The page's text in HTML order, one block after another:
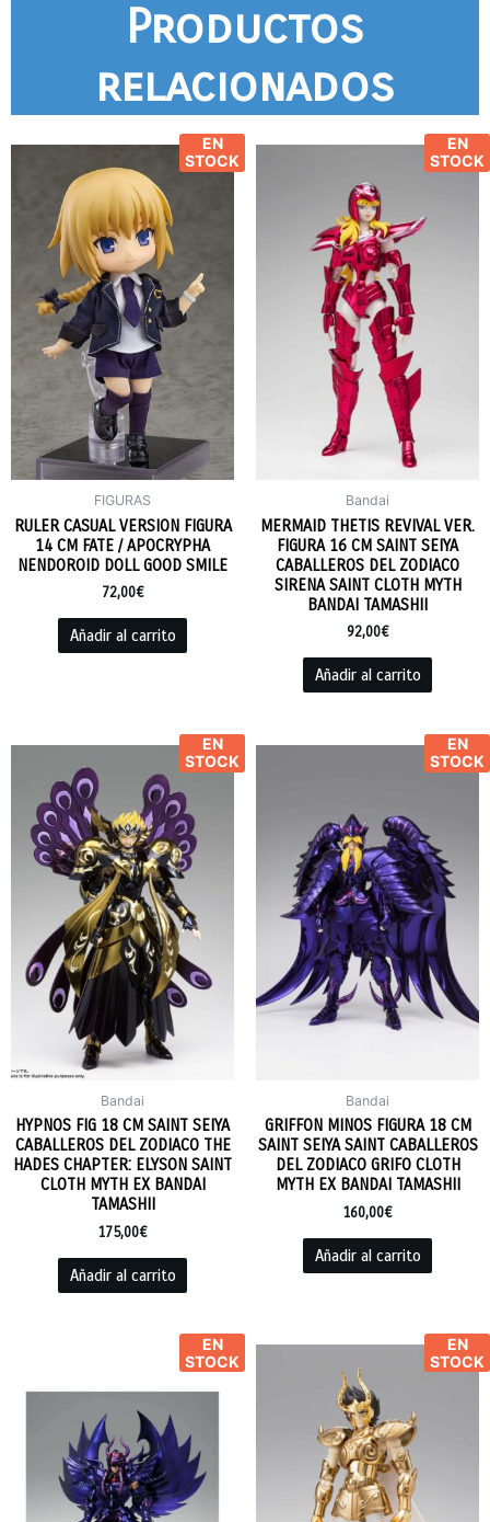
Productos
relacionados
EN
STOCK
FIGURAS
RULER CASUAL VERSION FIGURA
14 CM FATE / APOCRYPHA
NENDOROID DOLL GOOD SMILE
72,00€
Añadir al carrito
EN
STOCK
Bandai
MERMAID THETIS REVIVAL VER.
FIGURA 16 CM SAINT SEIYA
CABALLEROS DEL ZODIACO
SIRENA SAINT CLOTH MYTH
BANDAI TAMASHII
92,00€
Añadir al carrito
EN
STOCK
Bandai
HYPNOS FIG 18 CM SAINT SEIYA
CABALLEROS DEL ZODIACO THE
HADES CHAPTER: ELYSON SAINT
CLOTH MYTH EX BANDAI
TAMASHII
175,00€
Añadir al carrito
EN
STOCK
Bandai
GRIFFON MINOS FIGURA 18 CM
SAINT SEIYA SAINT CABALLEROS
DEL ZODIACO GRIFO CLOTH
MYTH EX BANDAI TAMASHII
160,00€
Añadir al carrito
EN
STOCK
EN
STOCK